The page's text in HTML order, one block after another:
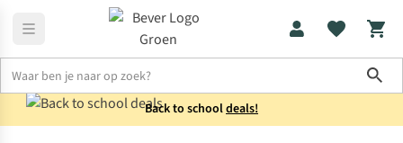
Back to schooldeals!